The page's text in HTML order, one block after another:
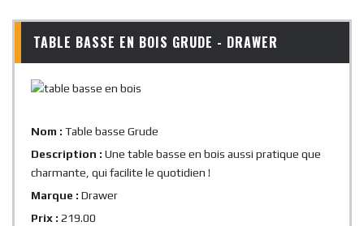
TABLE BASSE EN BOIS GRUDE - DRAWER
Nom : Table basse Grude
Description : Une table basse en bois aussi pratique que
charmante, qui facilite le quotidien !
Marque : Drawer
Prix : 219.00